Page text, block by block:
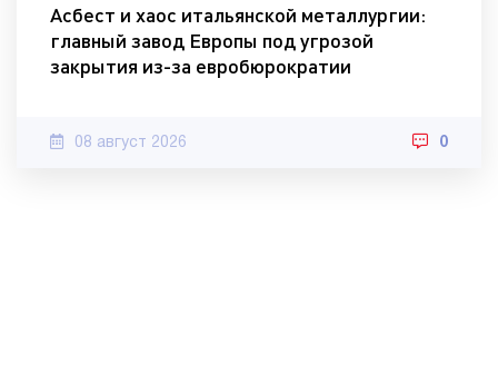
Асбест и хаос итальянской металлургии:
главный завод Европы под угрозой
закрытия из-за евробюрократии
08 август 2026 0